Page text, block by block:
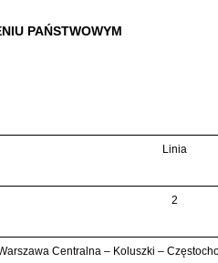
PAŃSTWOWYM
Linia
2
Centralna – Koluszki –